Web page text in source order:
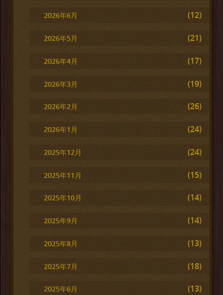
2026年6月 (12)
2026年5月 (21)
2026年4月 (17)
2026年3月 (19)
2026年2月 (26)
2026年1月 (24)
2025年12月 (24)
2025年11月 (15)
2025年10月 (14)
2025年9月 (14)
2025年8月 (13)
2025年7月 (18)
2025年6月 (13)